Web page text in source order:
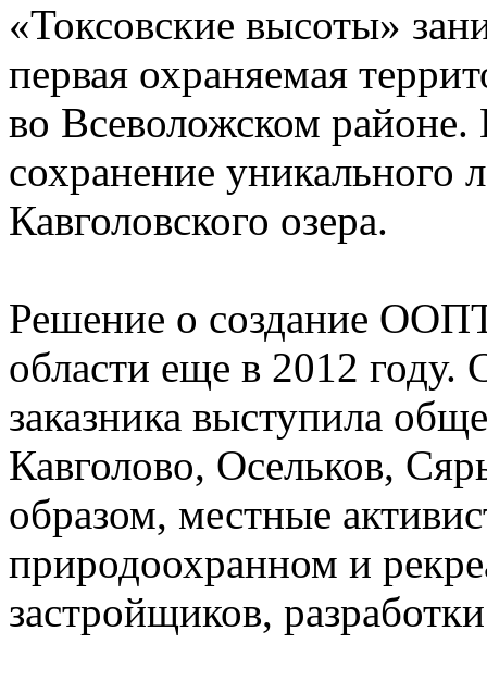
«Токсовские высоты»
первая охраняемая
во Всеволожском районе.
сохранение уникального
Кавголовского озера.
Решение о создание
области еще в 2012
заказника выступила
Кавголово, Осельков,
образом, местные
природоохранном и
застройщиков,